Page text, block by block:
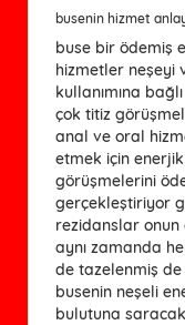
busenin hizmet
buse bir ödemiş
hizmetler neşeyi
kullanımına
çok titiz
anal ve oral
etmek için
görüşmelerini
gerçekleştiriyor
rezidanslar
aynı zamanda
de tazelenmiş
busenin neşeli
bulutuna saracak